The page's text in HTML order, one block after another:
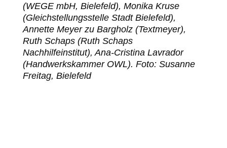
(WEGE mbH, Bielefeld), Monika Kruse
(Gleichstellungsstelle Stadt Bielefeld),
Annette Meyer zu Bargholz (Textmeyer),
Ruth Schaps (Ruth Schaps
Nachhilfeinstitut), Ana-Cristina Lavrador
(Handwerkskammer OWL). Foto: Susanne
Freitag, Bielefeld